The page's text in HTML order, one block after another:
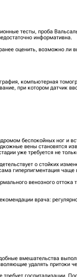
тесты, проба
информативна.
оценить, возможно ли
компьютерная
при котором датчик
беспокойных ног и
вены становятся
уже требуется не
о стойких
гиперпигментация чаще
венозного
врача:
вмешательства
удалять притоки
госпитализации.